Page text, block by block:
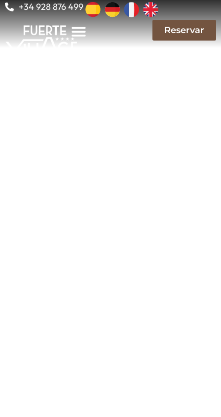
+34 928 876 499
Reservar
Reservar